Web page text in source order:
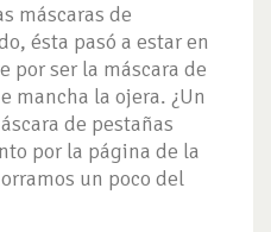
máscaras de
ésta pasó a estar en
por ser la máscara de
mancha la ojera. ¿Un
de pestañas
por la página de la
un poco del